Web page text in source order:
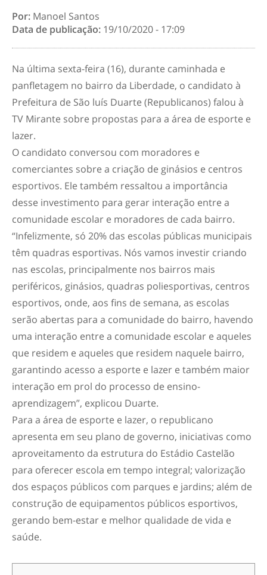
Por: Manoel Santos
Data de publicação: 19/10/2020 - 17:09
Na última sexta-feira (16), durante caminhada e
panfletagem no bairro da Liberdade, o candidato à
Prefeitura de São luís Duarte (Republicanos) falou à
TV Mirante sobre propostas para a área de esporte e
lazer.
O candidato conversou com moradores e
comerciantes sobre a criação de ginásios e centros
esportivos. Ele também ressaltou a importância
desse investimento para gerar interação entre a
comunidade escolar e moradores de cada bairro.
“Infelizmente, só 20% das escolas públicas municipais
têm quadras esportivas. Nós vamos investir criando
nas escolas, principalmente nos bairros mais
periféricos, ginásios, quadras poliesportivas, centros
esportivos, onde, aos fins de semana, as escolas
serão abertas para a comunidade do bairro, havendo
uma interação entre a comunidade escolar e aqueles
que residem e aqueles que residem naquele bairro,
garantindo acesso a esporte e lazer e também maior
interação em prol do processo de ensino-
aprendizagem”, explicou Duarte.
Para a área de esporte e lazer, o republicano
apresenta em seu plano de governo, iniciativas como
aproveitamento da estrutura do Estádio Castelão
para oferecer escola em tempo integral; valorização
dos espaços públicos com parques e jardins; além de
construção de equipamentos públicos esportivos,
gerando bem-estar e melhor qualidade de vida e
saúde.